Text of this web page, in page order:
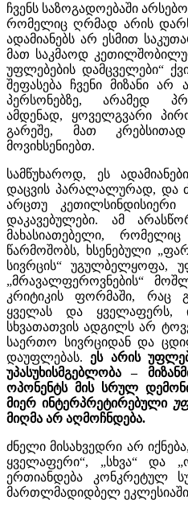
ჩვენს საზოგადოებაში
რომელიც ღრმად არის
ადამიანებს არ ესმით
მათ საკმაოდ
უფლებების დამცველები“
შეფასება ჩვენი მიზანი
პერსონებზე, არამედ
ამდენად, ყოველგვარი
გარეშე, მათ კრებსითად
მოვიხსენიებთ.
სამწუხაროდ, ეს
დაცვის პარალალურად, და
არცთუ კეთილსინდისიერი
დაკავებულები. ამ
მახასიათებელი,
წარმოშობს, ხსენებული
სივრცის“ უგულბელყოფა,
„მრავალფეროვნების“
კრიტიკის ფორმაში, რაც
ყველას და ყველაფერს,
სხვათათვის ადგილს არ
საერთო სივრციდან და
დაუფლებას. ეს არის
უპასუხისმგებლობა –
ოპონენტს მის სრულ
მიერ ინტერპრეტირებული
მიღმა არ აღმოჩნდება.
ძნელი მისახვედრი არ
ყველაფერი“, „სხვა“ და
ერთიანდება კონკრეტულ
მართლმადიდბელ